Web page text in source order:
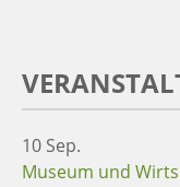
10 Sep.
Museum und